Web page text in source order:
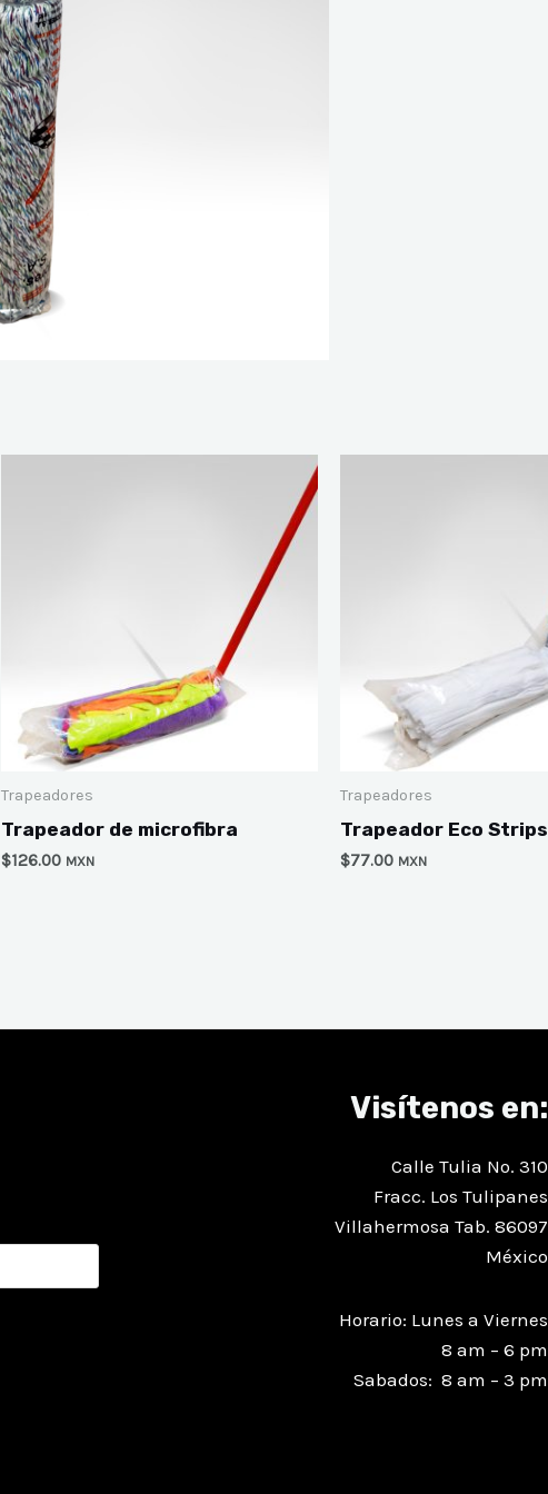
Trapeadores
Trapeador de microfibra
$126.00 MXN
Trapeadores
Trapeador Eco Strips
$77.00 MXN
Visítenos en:
Calle Tulia No. 310
Fracc. Los Tulipanes
Villahermosa Tab. 86097
México
Horario: Lunes a Viernes
8 am – 6 pm
Sabados: 8 am – 3 pm